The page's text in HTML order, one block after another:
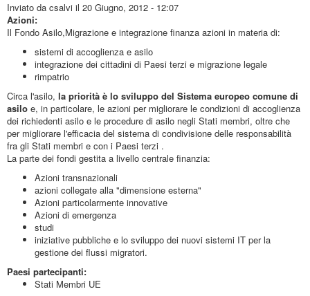
Inviato da csalvi il 20 Giugno, 2012 - 12:07
Azioni:
Il Fondo Asilo,Migrazione e integrazione finanza azioni in materia di:
sistemi di accoglienza e asilo
integrazione dei cittadini di Paesi terzi e migrazione legale
rimpatrio
Circa l'asilo, la priorità è lo sviluppo del Sistema europeo comune di
asilo e, in particolare, le azioni per migliorare le condizioni di accoglienza
dei richiedenti asilo e le procedure di asilo negli Stati membri, oltre che
per migliorare l'efficacia del sistema di condivisione delle responsabilità
fra gli Stati membri e con i Paesi terzi .
La parte dei fondi gestita a livello centrale finanzia:
Azioni transnazionali
azioni collegate alla "dimensione esterna"
Azioni particolarmente innovative
Azioni di emergenza
studi
iniziative pubbliche e lo sviluppo dei nuovi sistemi IT per la
gestione dei flussi migratori.
Paesi partecipanti:
Stati Membri UE